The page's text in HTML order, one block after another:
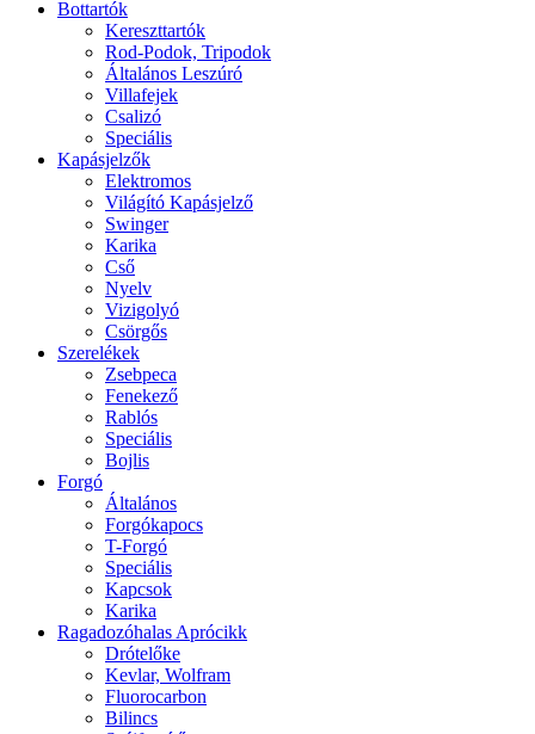
Bottartók
Kereszttartók
Rod-Podok, Tripodok
Általános Leszúró
Villafejek
Csalizó
Speciális
Kapásjelzők
Elektromos
Világító Kapásjelző
Swinger
Karika
Cső
Nyelv
Vizigolyó
Csörgős
Szerelékek
Zsebpeca
Fenekező
Rablós
Speciális
Bojlis
Forgó
Általános
Forgókapocs
T-Forgó
Speciális
Kapcsok
Karika
Ragadozóhalas Aprócikk
Drótelőke
Kevlar, Wolfram
Fluorocarbon
Bilincs